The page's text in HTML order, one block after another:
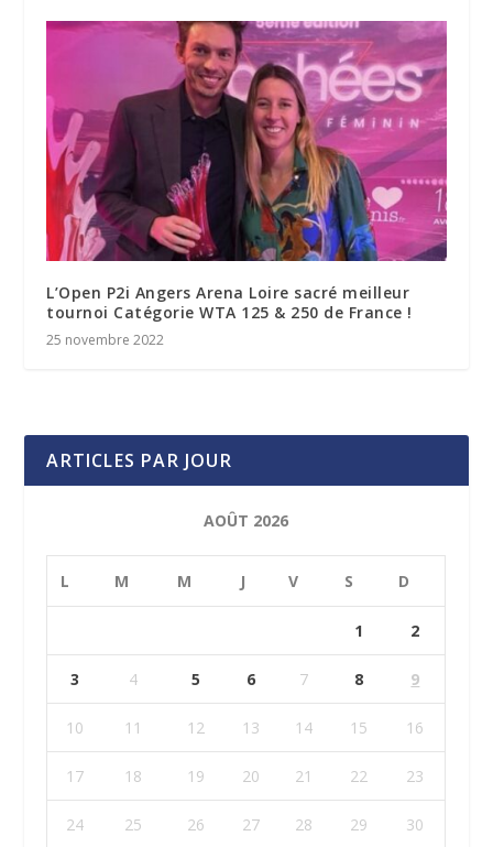
L’Open P2i Angers Arena Loire sacré meilleur
tournoi Catégorie WTA 125 & 250 de France !
25 novembre 2022
ARTICLES PAR JOUR
AOÛT 2026
L M M J V S D
1 2
3 4 5 6 7 8 9
10 11 12 13 14 15 16
17 18 19 20 21 22 23
24 25 26 27 28 29 30